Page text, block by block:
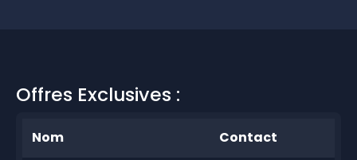
Offres Exclusives :
Nom Contact